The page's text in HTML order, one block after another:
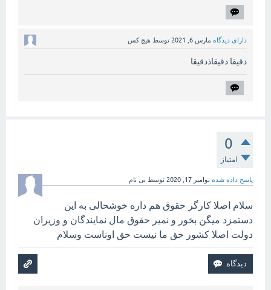
دارای دیدگاه مارس 6, 2021 توسط هیچ کس
دقیقا دقیقاذدقیقا
0
امتیاز
پاسخ داده شده نوامبر 17, 2020 توسط بی نام
سلام اصلا کارگر حقوق هم داره خوشحالی به این
دستمزد میگن بخور و نمیر حقوق مال نمایندگان و وزیران
دولت اصلا کشور حق ما نیست حق اوناست وسلام